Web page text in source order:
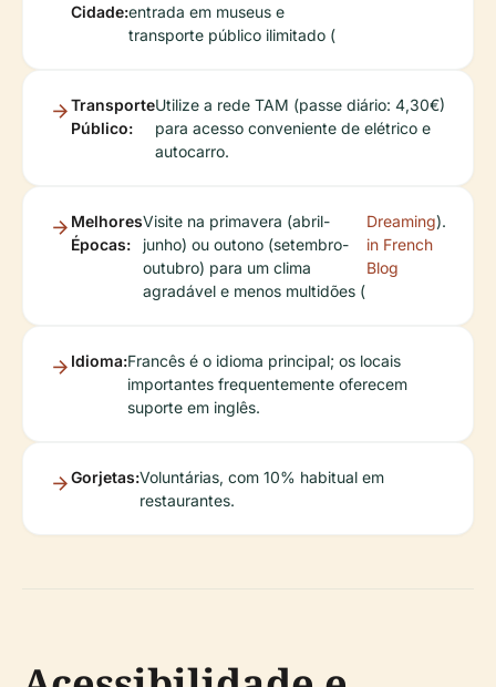
Cidade:entrada em museus e
transporte público ilimitado (
Transporte
Público:
Utilize a rede TAM (passe diário: 4,30€)
para acesso conveniente de elétrico e
autocarro.
Melhores
Épocas:
Visite na primavera (abril-
junho) ou outono (setembro-
outubro) para um clima
agradável e menos multidões (
Dreaming
in French
Blog
).
Idioma:Francês é o idioma principal; os locais
importantes frequentemente oferecem
suporte em inglês.
Gorjetas:Voluntárias, com 10% habitual em
restaurantes.